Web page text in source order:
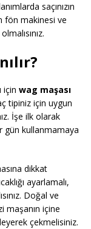
saçınızın
fön makinesi ve
için wag maşası
tipiniz için uygun
İşe ilk olarak
gün kullanmamaya
dikkat
ayarlamalı,
Doğal ve
maşanın içine
çekmelisiniz.